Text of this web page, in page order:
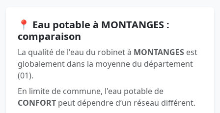
📍 Eau potable à MONTANGES :
comparaison
La qualité de l'eau du robinet à MONTANGES est
globalement dans la moyenne du département
(01).
En limite de commune, l'eau potable de
CONFORT peut dépendre d’un réseau différent.